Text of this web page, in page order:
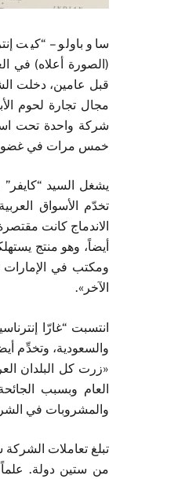
ساو باولو – “كيت
مجال تجارة لحوم
خمس مرات في غضون السنوات العشر
يشغل السيد “كايفر”
تخدّم الأسواق
الاندماج كانت
أيضاً، وهو منتج
ومكتب في الإمارات
الآخر».
انتسبت “غارّا
والسعودية، وتخدِّم
«زرت كل البلدان
العام وبسبب
والمشروبات في
من ستين دولة. علماً